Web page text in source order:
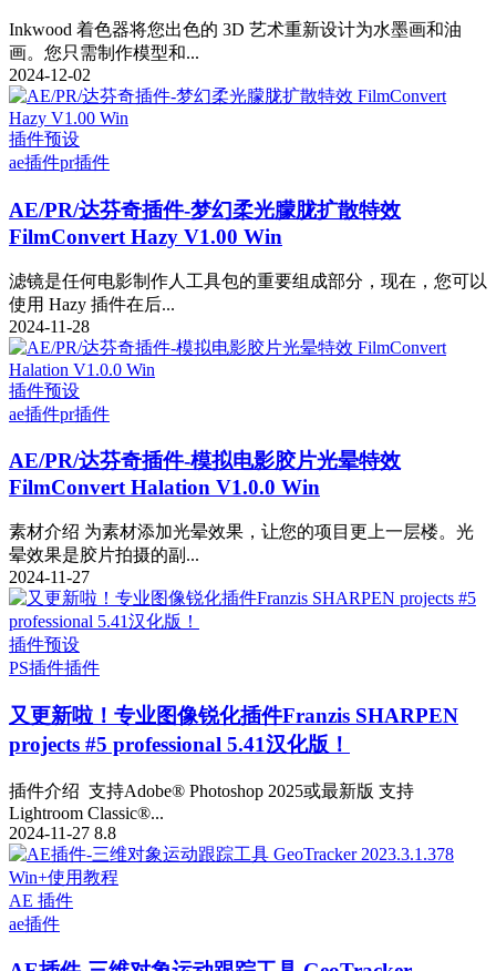
Inkwood 着色器将您出色的 3D 艺术重新设计为水墨画和油
画。您只需制作模型和...
2024-12-02
插件预设
ae插件pr插件
AE/PR/达芬奇插件-梦幻柔光朦胧扩散特效
FilmConvert Hazy V1.00 Win
滤镜是任何电影制作人工具包的重要组成部分，现在，您可以
使用 Hazy 插件在后...
2024-11-28
插件预设
ae插件pr插件
AE/PR/达芬奇插件-模拟电影胶片光晕特效
FilmConvert Halation V1.0.0 Win
素材介绍 为素材添加光晕效果，让您的项目更上一层楼。光
晕效果是胶片拍摄的副...
2024-11-27
插件预设
PS插件插件
又更新啦！专业图像锐化插件Franzis SHARPEN
projects #5 professional 5.41汉化版！
插件介绍 支持Adobe® Photoshop 2025或最新版 支持
Lightroom Classic®...
2024-11-27 8.8
AE 插件
ae插件